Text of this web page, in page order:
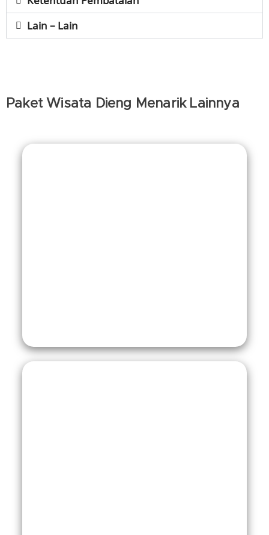
Lain – Lain
Paket Wisata Dieng Menarik Lainnya